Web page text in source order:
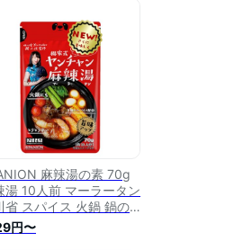
麻辣湯の素 70g
湯 10人前 マーラータン
省 スパイス 火鍋 鍋の
辣醤 麻辣湯の素 火鍋
円〜